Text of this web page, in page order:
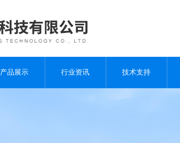
产品展示 行业资讯 技术支持